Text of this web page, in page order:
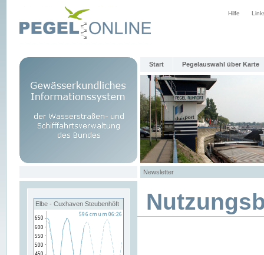
Hilfe
Start Pegelauswahl über Karte
Newsletter
Elbe - Cuxhaven Steubenhöft